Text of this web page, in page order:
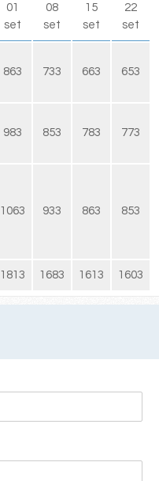
01
set
08
set
15
set
22
set
863 733 663 653
983 853 783 773
1063 933 863 853
1813 1683 1613 1603